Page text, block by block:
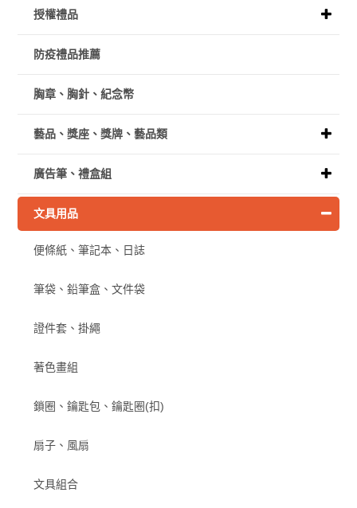
授權禮品
防疫禮品推薦
胸章、胸針、紀念幣
藝品、獎座、獎牌、藝品類
廣告筆、禮盒組
文具用品
便條紙、筆記本、日誌
筆袋、鉛筆盒、文件袋
證件套、掛繩
著色畫組
鎖圈、鑰匙包、鑰匙圈(扣)
扇子、風扇
文具組合